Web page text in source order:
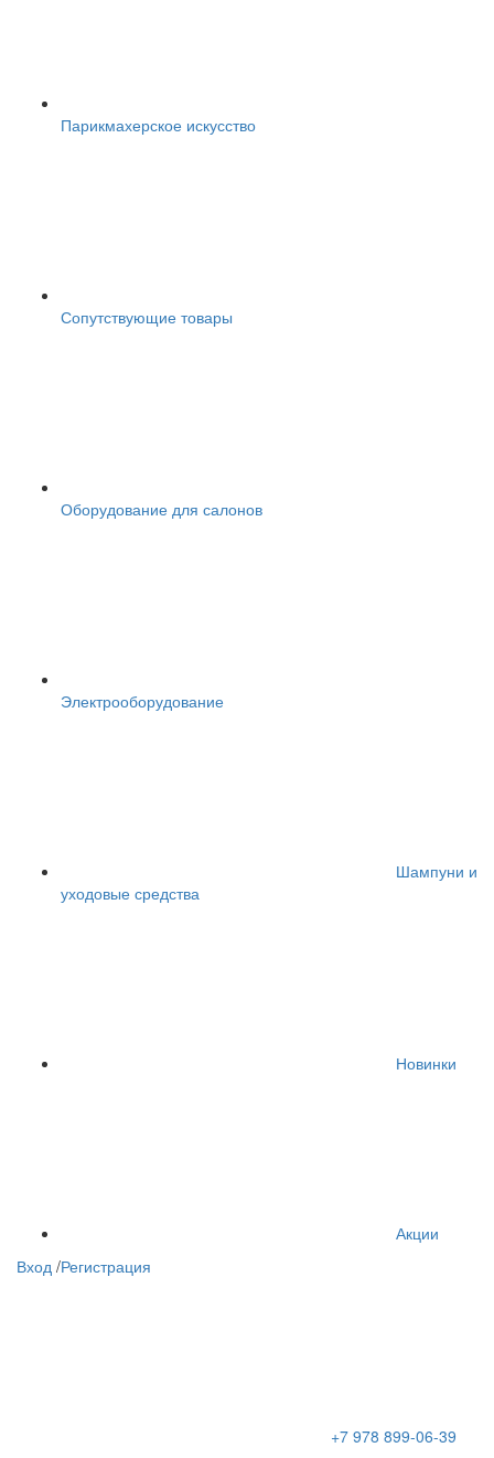
Парикмахерское искусство
Сопутствующие товары
Оборудование для салонов
Электрооборудование
Шампуни и
уходовые средства
Новинки
Акции
Вход /Регистрация
+7 978 899-06-39